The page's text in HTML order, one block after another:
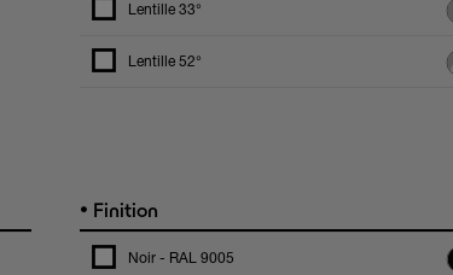
Lentille 33°
Lentille 52°
• Finition
Noir - RAL 9005